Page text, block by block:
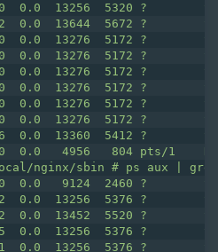
0.0  13256  5320 ?        S
0.0  13644  5672 ?        S
0.0  13276  5172 ?        S
0.0  13276  5172 ?        S
0.0  13276  5172 ?        S
0.0  13276  5172 ?        S
0.0  13276  5172 ?        S
0.0  13276  5172 ?        S
0.0  13360  5412 ?        S
0.0   4956   804 pts/1
nginx/sbin # ps aux |
0.0   9124  2460 ?        S
0.0  13256  5376 ?        S
0.0  13452  5520 ?        S
0.0  13256  5376 ?        S
0.0  13256  5376 ?        S